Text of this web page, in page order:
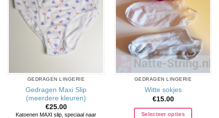
GEDRAGEN LINGERIE
Gedragen Maxi Slip
(meerdere kleuren)
€25.00
Katoenen MAXI slip, speciaal naar
GEDRAGEN LINGERIE
Witte sokjes
€15.00
Selecteer opties